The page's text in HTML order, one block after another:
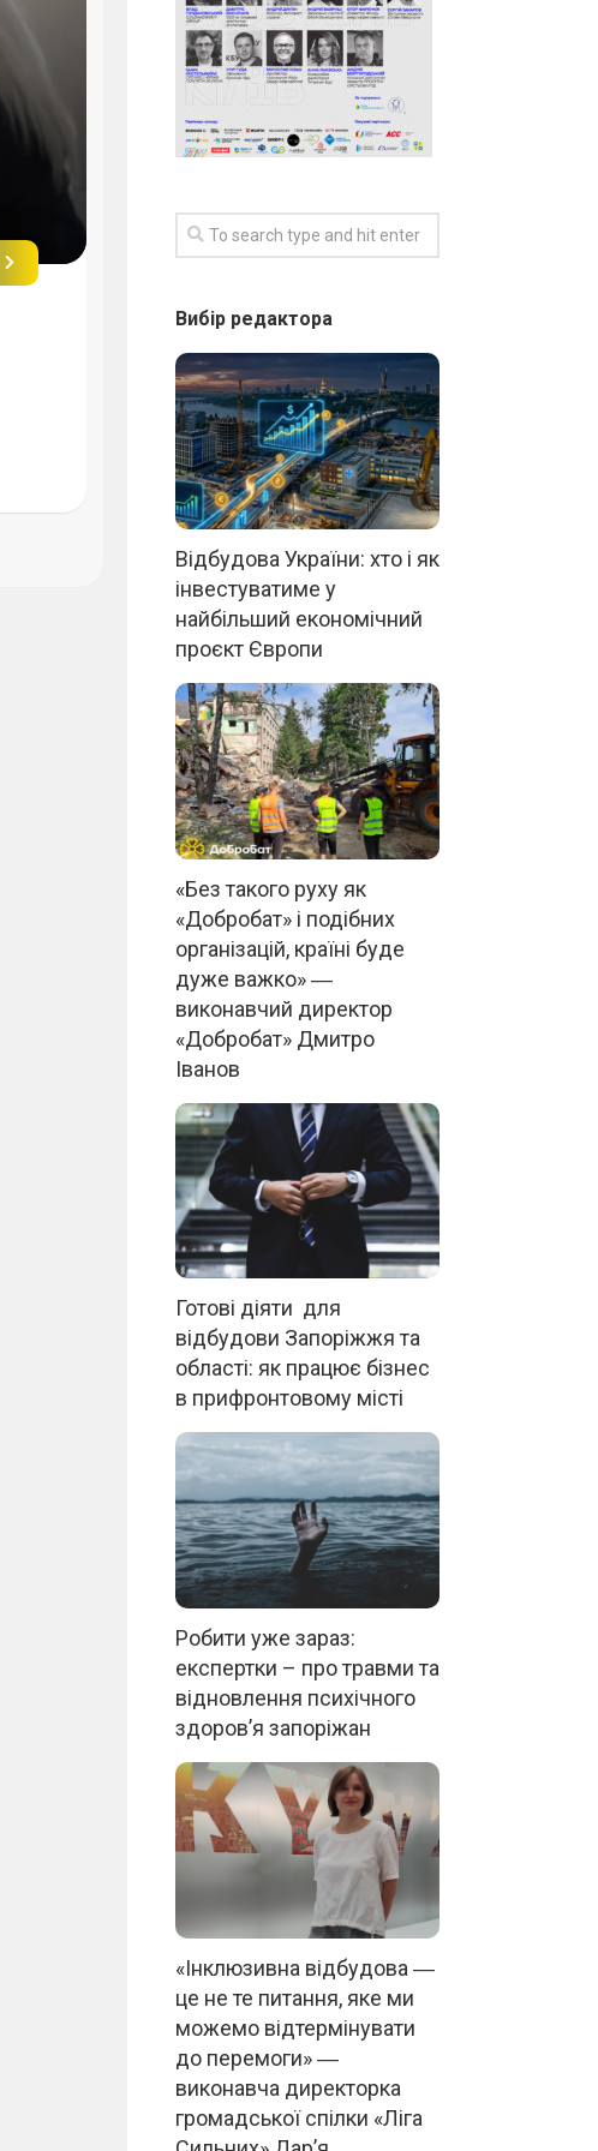
Вибір редактора
Відбудова України: хто і як
інвестуватиме у
найбільший економічний
проєкт Європи
«Без такого руху як
«Добробат» і подібних
організацій, країні буде
дуже важко» ―
виконавчий директор
«Добробат» Дмитро
Іванов
Готові діяти для
відбудови Запоріжжя та
області: як працює бізнес
в прифронтовому місті
Робити уже зараз:
експертки – про травми та
відновлення психічного
здоров’я запоріжан
«Інклюзивна відбудова ―
це не те питання, яке ми
можемо відтермінувати
до перемоги» ―
виконавча директорка
громадської спілки «Ліга